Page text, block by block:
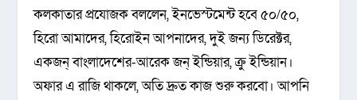
কলকাতার প্রযোজক বললেন, ইনভেস্টমেন্ট হবে ৫০/৫০,
হিরো আমাদের, হিরোইন আপনাদের, দুই জন্য ডিরেক্টর,
একজন্ বাংলাদেশের-আরেক জন্ ইন্ডিয়ার, ক্রু ইন্ডিয়ান।
অফার এ রাজি থাকলে, অতি দ্রুত কাজ শুরু করবো। আপনি